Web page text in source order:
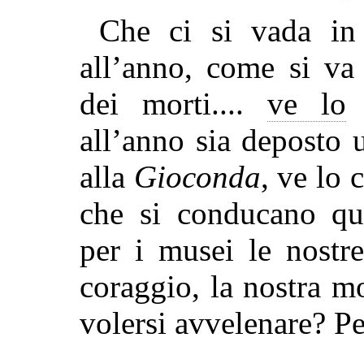
Che ci si vada in
all’anno, come si
dei morti.... ve lo
all’anno sia deposto
alla Gioconda, ve lo
che si conducano
per i musei le
coraggio, la nostra
volersi avvelenare?